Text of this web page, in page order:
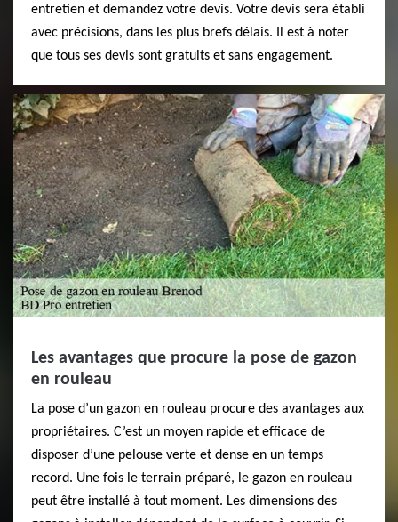
entretien et demandez votre devis. Votre devis sera établi
avec précisions, dans les plus brefs délais. Il est à noter
que tous ses devis sont gratuits et sans engagement.
Les avantages que procure la pose de gazon
en rouleau
La pose d’un gazon en rouleau procure des avantages aux
propriétaires. C’est un moyen rapide et efficace de
disposer d’une pelouse verte et dense en un temps
record. Une fois le terrain préparé, le gazon en rouleau
peut être installé à tout moment. Les dimensions des